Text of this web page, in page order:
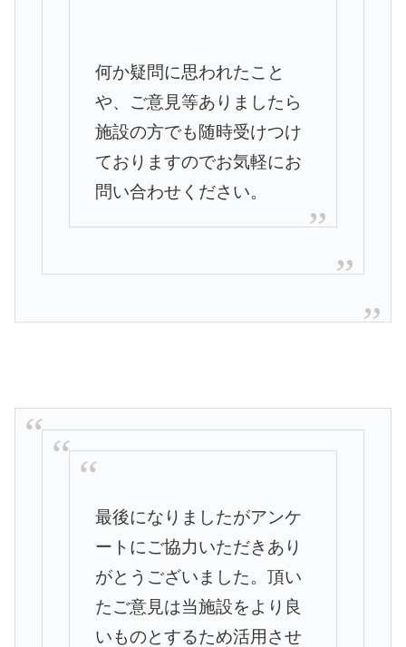
何か疑問に思われたこと
や、 ご意見等ありましたら
施設の方でも随時受けつけ
ておりますのでお気軽にお
問い合わせください。
最後になりましたがアンケ
ートにご協力いただきあり
がとうござい ました。頂い
たご意見は当施設をより良
いものとするため活用させ